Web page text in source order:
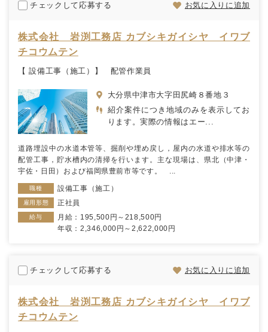
チェックして応募する お気に入りに追加
株式会社 岩渕工務店 カブシキガイシヤ イワブ
チコウムテン
【 設備工事（施工）】 配管作業員
大分県中津市大字田尻崎８番地３
紹介案件につき地域のみを表示してお
ります。実際の情報はエー...
道路埋設中の水道本管等、掘削や埋め戻し，屋内の水道や排水等の
配管工事，貯水槽内の清掃を行います。主な現場は、県北（中津・
宇佐・日田）および福岡県豊前市等です。 ...
職種 設備工事（施工）
雇用形態 正社員
給与
月給：195,500円～218,500円
年収：2,346,000円～2,622,000円
チェックして応募する お気に入りに追加
株式会社 岩渕工務店 カブシキガイシヤ イワブ
チコウムテン